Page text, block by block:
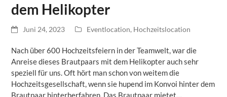
dem Helikopter
Juni 24, 2023 Eventlocation, Hochzeitslocation
Nach über 600 Hochzeitsfeiern in der Teamwelt, war die
Anreise dieses Brautpaars mit dem Helikopter auch sehr
speziell für uns. Oft hört man schon von weitem die
Hochzeitsgesellschaft, wenn sie hupend im Konvoi hinter dem
Brautpaar hinterherfahren. Das Brautpaar mietet…